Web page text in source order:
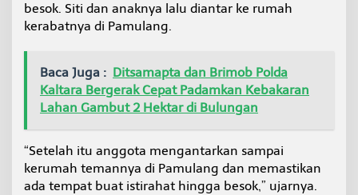
besok. Siti dan anaknya lalu diantar ke rumah
kerabatnya di Pamulang.
Baca Juga : Ditsamapta dan Brimob Polda
Kaltara Bergerak Cepat Padamkan Kebakaran
Lahan Gambut 2 Hektar di Bulungan
“Setelah itu anggota mengantarkan sampai
kerumah temannya di Pamulang dan memastikan
ada tempat buat istirahat hingga besok,” ujarnya.